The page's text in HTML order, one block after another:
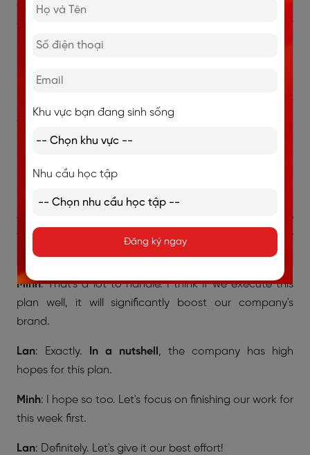
quarterly reports. By the way, yesterday our team had
a meeting with the boss to discuss the new plans for
next quarter.
, we're going to focus on market
expansion and improving customer service.
: Oh, can you be more specific?
Lan : Sure. We'll be launching advertising campaigns to
reach new markets and organizing a training course to
enhance communication skills for the customer service
team. Additionally, there are plans to open new
branches in nearby cities.
Minh: That's a lot to handle. I think if we execute this
plan well, it will significantly boost our company's
brand.
Lan: Exactly. In a nutshell , the company has high
hopes for this plan.
Minh: I hope so too. Let's focus on finishing our work for
this week first.
Lan: Definitely. Let's give it our best effort!
Khu vực bạn đang sinh sống
Nhu cầu học tập
Đăng ký ngay